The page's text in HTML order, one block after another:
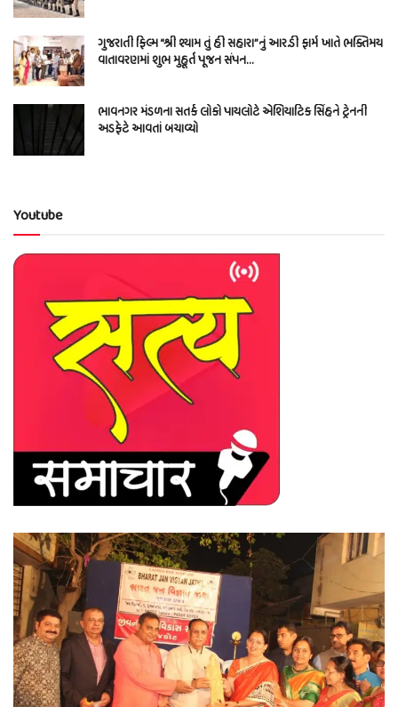
ગુજરાતી ફિલ્મ “શ્રી શ્યામ તું હી સહારા”નું આર.ડી ફાર્મ ખાતે ભક્તિમય
વાતાવરણમાં શુભ મુહૂર્ત પૂજન સંપન…
ભાવનગર મંડળના સતર્ક લોકો પાયલોટે એશિયાટિક સિંહને ટ્રેનની
અડફેટે આવતાં બચાવ્યો
Youtube